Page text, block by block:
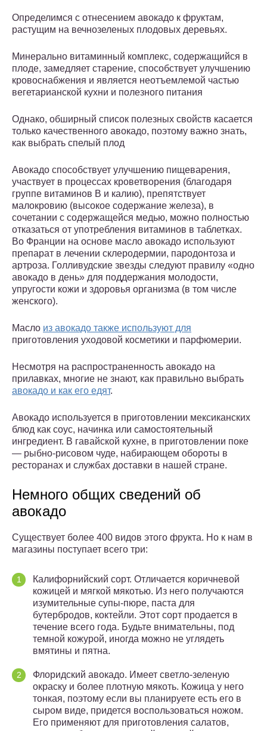
Определимся с отнесением авокадо к фруктам,
растущим на вечнозеленых плодовых деревьях.
Минерально витаминный комплекс, содержащийся в
плоде, замедляет старение, способствует улучшению
кровоснабжения и является неотъемлемой частью
вегетарианской кухни и полезного питания
Однако, обширный список полезных свойств касается
только качественного авокадо, поэтому важно знать,
как выбрать спелый плод
Авокадо способствует улучшению пищеварения,
участвует в процессах кроветворения (благодаря
группе витаминов B и калию), препятствует
малокровию (высокое содержание железа), в
сочетании с содержащейся медью, можно полностью
отказаться от употребления витаминов в таблетках.
Во Франции на основе масло авокадо используют
препарат в лечении склеродермии, пародонтоза и
артроза. Голливудские звезды следуют правилу «одно
авокадо в день» для поддержания молодости,
упругости кожи и здоровья организма (в том числе
женского).
Масло из авокадо также используют для
приготовления уходовой косметики и парфюмерии.
Несмотря на распространенность авокадо на
прилавках, многие не знают, как правильно выбрать
авокадо и как его едят.
Авокадо используется в приготовлении мексиканских
блюд как соус, начинка или самостоятельный
ингредиент. В гавайской кухне, в приготовлении поке
— рыбно-рисовом чуде, набирающем обороты в
ресторанах и службах доставки в нашей стране.
Немного общих сведений об
авокадо
Существует более 400 видов этого фрукта. Но к нам в
магазины поступает всего три:
Калифорнийский сорт. Отличается коричневой
кожицей и мягкой мякотью. Из него получаются
изумительные супы-пюре, паста для
бутербродов, коктейли. Этот сорт продается в
течение всего года. Будьте внимательны, под
темной кожурой, иногда можно не углядеть
вмятины и пятна.
Флоридский авокадо. Имеет светло-зеленую
окраску и более плотную мякоть. Кожица у него
тонкая, поэтому если вы планируете есть его в
сыром виде, придется воспользоваться ножом.
Его применяют для приготовления салатов,